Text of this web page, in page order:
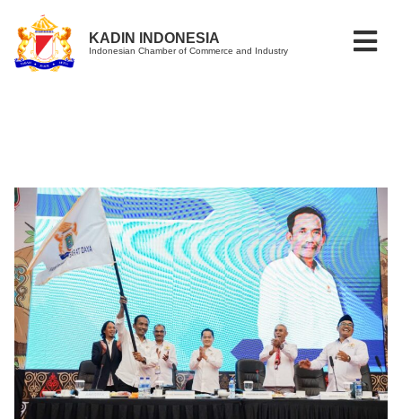
KADIN INDONESIA
Indonesian Chamber of Commerce and Industry